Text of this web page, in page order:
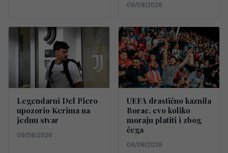
09/08/2026
Legendarni Del Piero
upozorio Kerima na
jednu stvar
09/08/2026
UEFA drastično kaznila
Borac, evo koliko
moraju platiti i zbog
čega
09/08/2026